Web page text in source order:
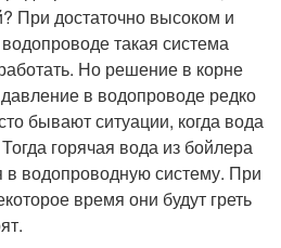
При достаточно высоком и
такая система
Но решение в корне
в водопроводе редко
бывают ситуации, когда вода
горячая вода из бойлера
водопроводную систему. При
время они будут греть